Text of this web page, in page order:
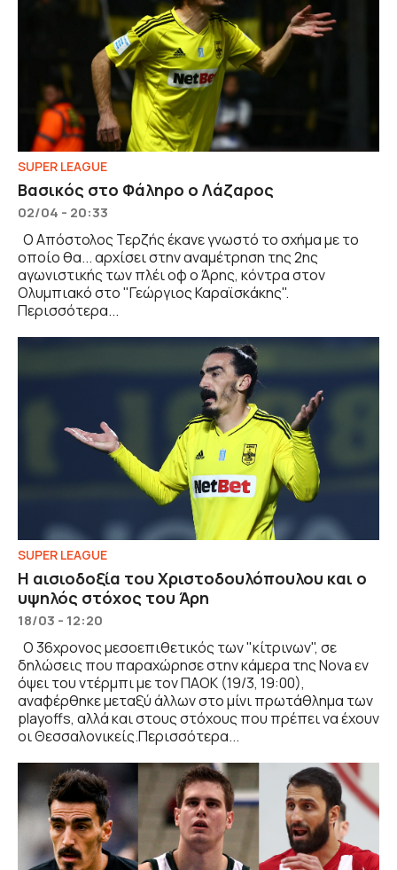
SUPER LEAGUE
Βασικός στο Φάληρο ο Λάζαρος
02/04 - 20:33
Ο Απόστολος Τερζής έκανε γνωστό το σχήμα με το
οποίο θα... αρχίσει στην αναμέτρηση της 2ης
αγωνιστικής των πλέι οφ ο Άρης, κόντρα στον
Ολυμπιακό στο "Γεώργιος Καραϊσκάκης".
Περισσότερα...
SUPER LEAGUE
Η αισιοδοξία του Χριστοδουλόπουλου και ο
υψηλός στόχος του Άρη
18/03 - 12:20
Ο 36χρονος μεσοεπιθετικός των "κίτρινων", σε
δηλώσεις που παραχώρησε στην κάμερα της Nova εν
όψει του ντέρμπι με τον ΠΑΟΚ (19/3, 19:00),
αναφέρθηκε μεταξύ άλλων στο μίνι πρωτάθλημα των
playoffs, αλλά και στους στόχους που πρέπει να έχουν
οι Θεσσαλονικείς.Περισσότερα...